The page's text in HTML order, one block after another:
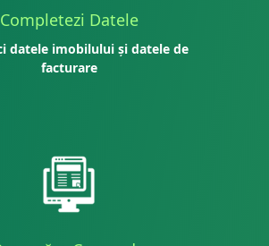
Completezi Datele
datele imobilului și datele de
facturare